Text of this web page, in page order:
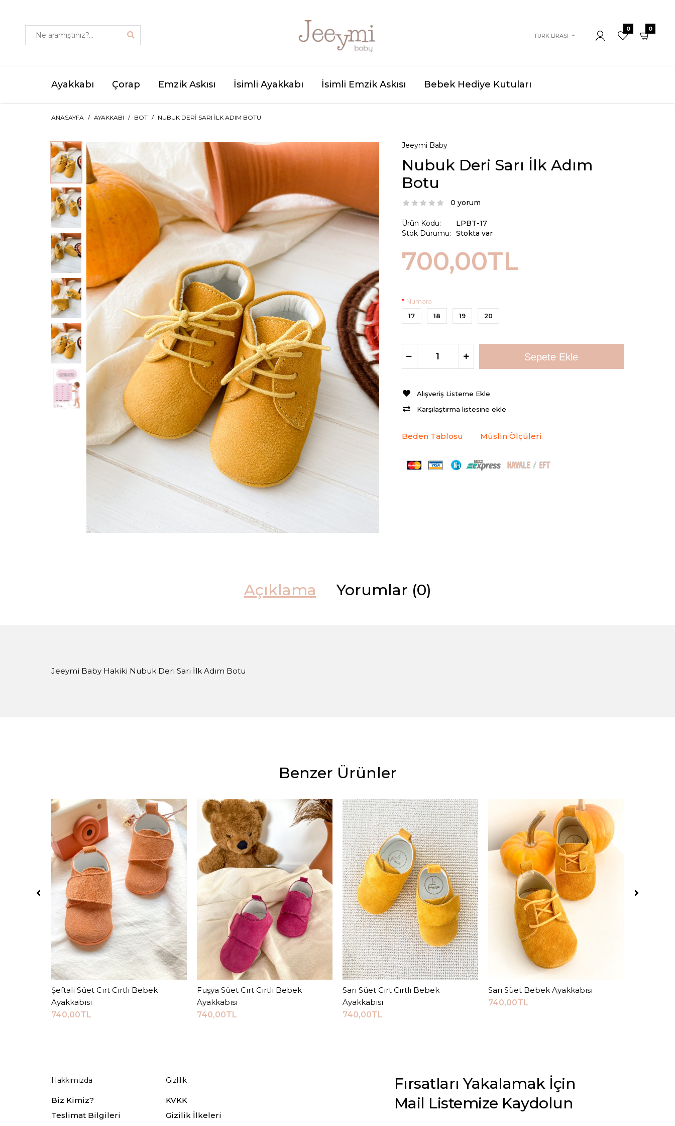
TÜRK LIRASI
0 0
Ayakkabı Çorap Emzik Askısı İsimli Ayakkabı İsimli Emzik Askısı Bebek Hediye Kutuları
ANASAYFA AYAKKABI BOT NUBUK DERI SARI İLK ADIM BOTU
Jeeymi Baby
Nubuk Deri Sarı İlk Adım
Botu
0 yorum
Ürün Kodu:
Stok Durumu:
LPBT-17
Stokta var
700,00TL
Numara
17 18 19 20
Alışveriş Listeme Ekle
Karşılaştırma listesine ekle
Beden Tablosu Müslin Ölçüleri
Açıklama Yorumlar (0)
Jeeymi Baby Hakiki Nubuk Deri Sarı İlk Adım Botu
Benzer Ürünler
Sepete Ekle
Şeftali Süet Cırt Cırtlı Bebek
Ayakkabısı
740,00TL
Sepete Ekle
Fuşya Süet Cırt Cırtlı Bebek
Ayakkabısı
740,00TL
Sepete Ekle
Sarı Süet Cırt Cırtlı Bebek
Ayakkabısı
740,00TL
Sepete Ekle
Sarı Süet Bebek Ayakkabısı
740,00TL
Hakkımızda
Biz Kimiz?
Teslimat Bilgileri
Gizlilik
KVKK
Gizilik İlkeleri
Fırsatları Yakalamak İçin
Mail Listemize Kaydolun